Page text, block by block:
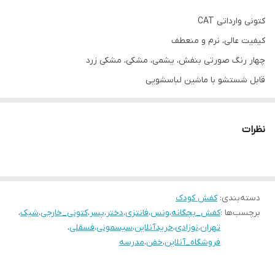
کتونی وارداتی CAT
کیفیت عالی، نرم و منعطف
چهار رنگ صورتی بنفش، یشمی، مشکی، مشکی زرد
قابل شستشو با ماشین لباسشویی
زیره تراک (ضد سایش)
۲۷مناسب پای ۱۶.۵سانـت
۲۸مناسب پای ۱۷سانـــــت
نظرات
دسته‌بندی:کفش کودک
برچسب‌ها :کفش_بچگانه،ونس،فانتزی،دختر،پسر،کتونی_خارجی،شیک،
تهران،نوزادی،خریدآنلاین،سیسمونی،فسقلی،
فروشگاه_آنلاین،خفن،مدرسه